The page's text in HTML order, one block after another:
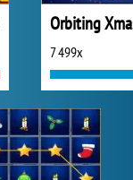
Orbiting
7 499x